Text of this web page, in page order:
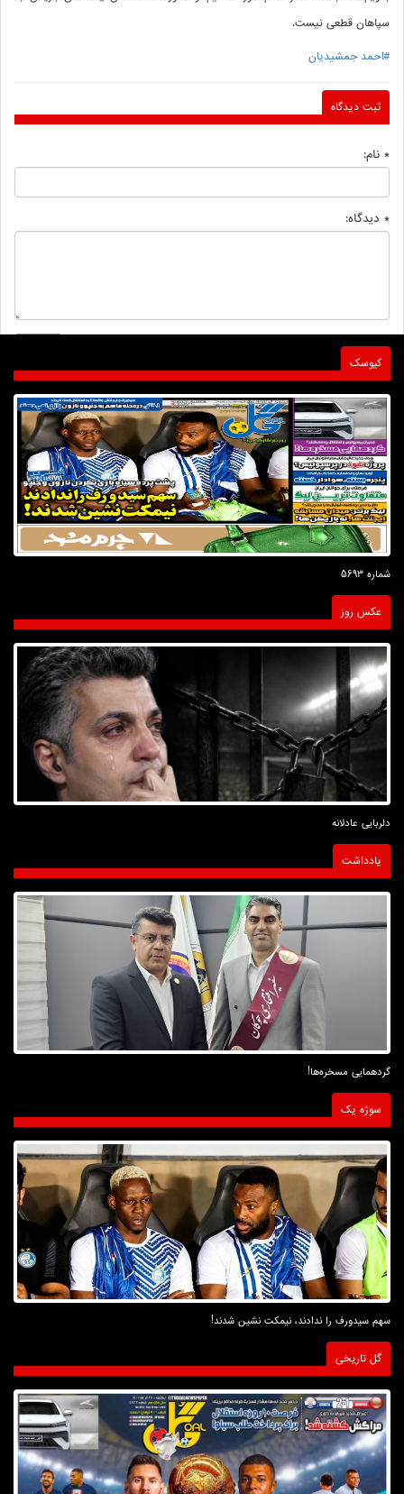
سپاهان قطعی نیست.
#احمد جمشیدیان
ثبت دیدگاه
* نام:
* دیدگاه:
کیوسک
شماره 5693
عکس روز
دلربایی عادلانه
یادداشت
گردهمایی مسخره‌ها!
سوژه یک
سهم سیدورف را ندادند، نیمکت نشین شدند!
گل تاریخی